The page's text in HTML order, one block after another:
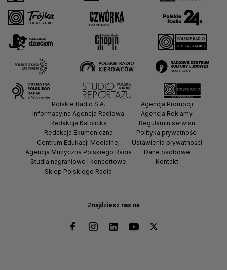
Znajdziesz nas na
Polskie Radio S.A.
Informacyjna Agencja Radiowa
Redakcja Katolicka
Redakcja Ekumeniczna
Centrum Edukacji Medialnej
Agencja Muzyczna Polskiego Radia
Studia nagraniowe i koncertowe
Sklep Polskiego Radia
Agencja Promocji
Agencja Reklamy
Regulamin serwisu
Polityka prywatności
Ustawienia prywatności
Dane osobowe
Kontakt